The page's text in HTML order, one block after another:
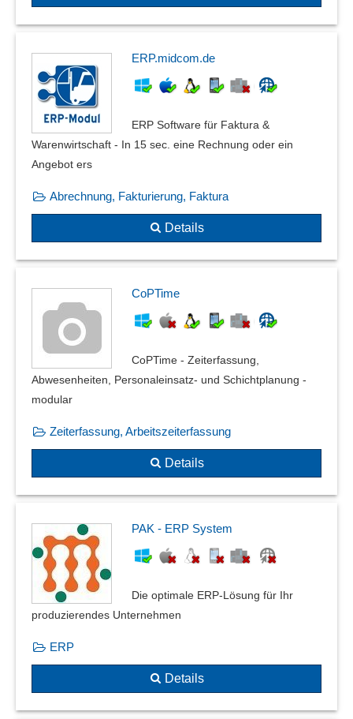
ERP.midcom.de
ERP Software für Faktura &
Warenwirtschaft - In 15 sec. eine Rechnung oder ein
Angebot ers
Abrechnung, Fakturierung, Faktura
Details
CoPTime
CoPTime - Zeiterfassung,
Abwesenheiten, Personaleinsatz- und Schichtplanung -
modular
Zeiterfassung, Arbeitszeiterfassung
Details
PAK - ERP System
Die optimale ERP-Lösung für Ihr
produzierendes Unternehmen
ERP
Details